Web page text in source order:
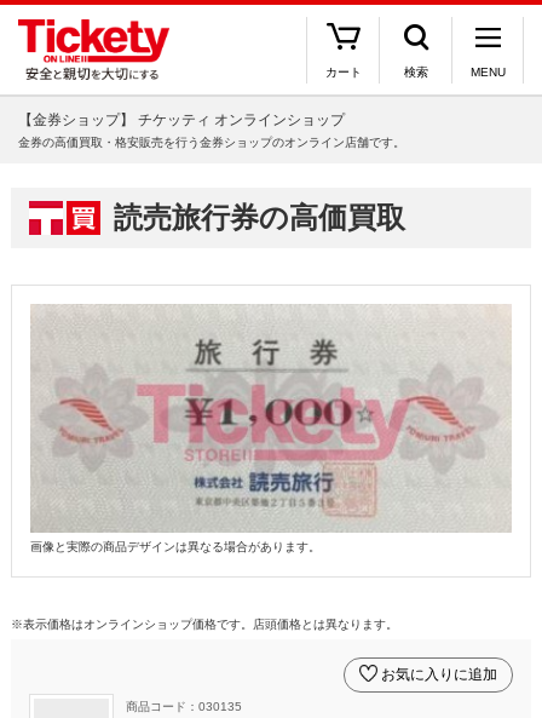
カート 検索 MENU
【金券ショップ】 チケッティ オンラインショップ
金券の高価買取・格安販売を行う金券ショップのオンライン店舗です。
読売旅行券の高価買取
画像と実際の商品デザインは異なる場合があります。
※表示価格はオンラインショップ価格です。店頭価格とは異なります。
商品コード：030135
お気に入りに追加